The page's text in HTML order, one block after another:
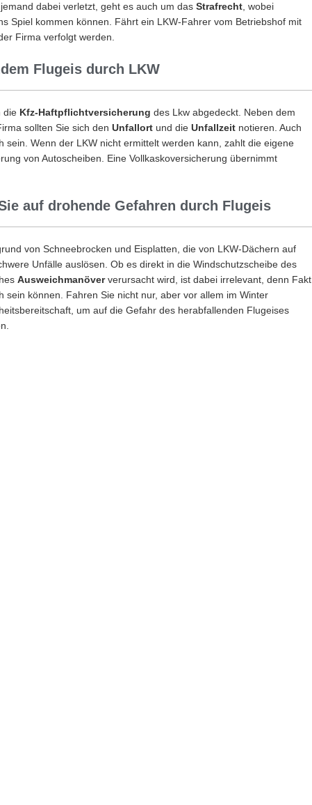
dabei verletzt, geht es auch um das Strafrecht, wobei
Spiel kommen können. Fährt ein LKW-Fahrer vom Betriebshof mit
Firma verfolgt werden.
Flugeis durch LKW
die Kfz-Haftpflichtversicherung des Lkw abgedeckt. Neben dem
sollten Sie sich den Unfallort und die Unfallzeit notieren. Auch
Wenn der LKW nicht ermittelt werden kann, zahlt die eigene
von Autoscheiben. Eine Vollkaskoversicherung übernimmt
auf drohende Gefahren durch Flugeis
von Schneebrocken und Eisplatten, die von LKW-Dächern auf
Unfälle auslösen. Ob es direkt in die Windschutzscheibe des
Ausweichmanöververursacht wird, ist dabei irrelevant, denn Fakt
können. Fahren Sie nicht nur, aber vor allem im Winter
um auf die Gefahr des herabfallenden Flugeises